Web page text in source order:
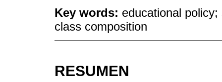
Key words: educational
class composition
RESUMEN